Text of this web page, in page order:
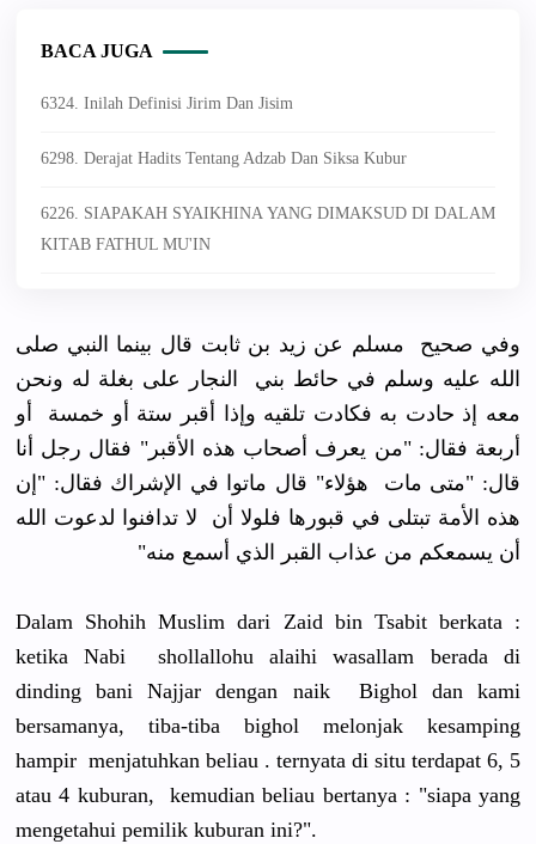
BACA JUGA
6324. Inilah Definisi Jirim Dan Jisim
6298. Derajat Hadits Tentang Adzab Dan Siksa Kubur
6226. SIAPAKAH SYAIKHINA YANG DIMAKSUD DI DALAM
KITAB FATHUL MU'IN
وفي صحيح مسلم عن زيد بن ثابت قال بينما النبي صلى
الله عليه وسلم في حائط بني النجار على بغلة له ونحن
معه إذ حادت به فكادت تلقيه وإذا أقبر ستة أو خمسة أو
أربعة فقال: "من يعرف أصحاب هذه الأقبر" فقال رجل أنا
قال: "متى مات هؤلاء" قال ماتوا في الإشراك فقال: "إن
هذه الأمة تبتلى في قبورها فلولا أن لا تدافنوا لدعوت الله
أن يسمعكم من عذاب القبر الذي أسمع منه"
Dalam Shohih Muslim dari Zaid bin Tsabit berkata :
ketika Nabi shollallohu alaihi wasallam berada di
dinding bani Najjar dengan naik Bighol dan kami
bersamanya, tiba-tiba bighol melonjak kesamping
hampir menjatuhkan beliau . ternyata di situ terdapat 6, 5
atau 4 kuburan, kemudian beliau bertanya : "siapa yang
mengetahui pemilik kuburan ini?".